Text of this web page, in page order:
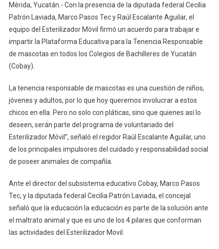
Voluntarios
En
El
Esterilizador
Móvil
Mérida, Yucatán.- Con la presencia de la diputada federal Cecilia
Patrón Laviada, Marco Pasos Tec y Raúl Escalante Aguilar, el
equipo del Esterilizador Móvil firmó un acuerdo para trabajar e
impartir la Plataforma Educativa para la Tenencia Responsable
de mascotas en todos los Colegios de Bachilleres de Yucatán
(Cobay).
La tenencia responsable de mascotas es una cuestión de niños,
jóvenes y adultos, por lo que hoy queremos involucrar a estos
chicos en ella. Pero no solo con pláticas, sino que quienes así lo
deseen, serán parte del programa de voluntariado del
Esterilizador Móvil”, señaló el regidor Raúl Escalante Aguilar, uno
de los principales impulsores del cuidado y responsabilidad social
de poseer animales de compañía.
Ante el director del subsistema educativo Cobay, Marco Pasos
Tec, y la diputada federal Cecilia Patrón Laviada, el concejal
señaló que la educación la educación es parte de la solución ante
el maltrato animal y que es uno de los 4 pilares que conforman
las actividades del Esterilizador Movil.